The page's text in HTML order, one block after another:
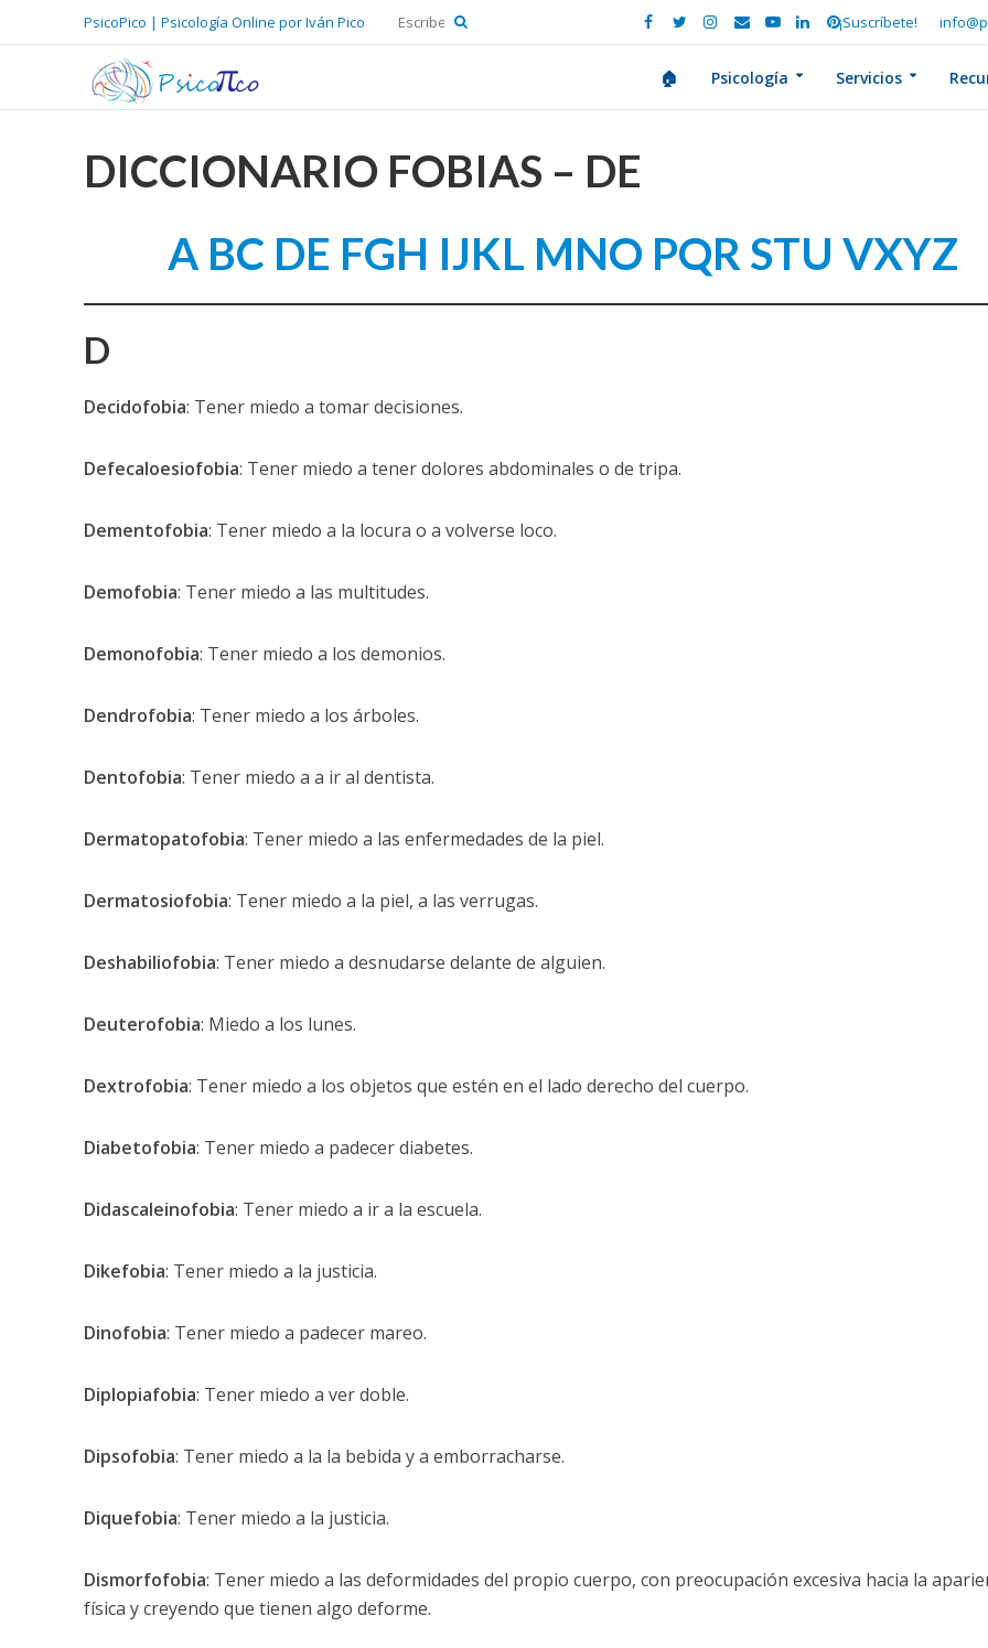
PsicoPico | Psicología Online por Iván Pico ¡Suscríbete!
🏠 Psicología Servicios
DICCIONARIO FOBIAS – DE
A BC DE FGH IJKL MNO PQR STU VXYZ
D
Decidofobia: Tener miedo a tomar decisiones.
Defecaloesiofobia: Tener miedo a tener dolores abdominales o de tripa.
Dementofobia: Tener miedo a la locura o a volverse loco.
Demofobia: Tener miedo a las multitudes.
Demonofobia: Tener miedo a los demonios.
Dendrofobia: Tener miedo a los árboles.
Dentofobia: Tener miedo a a ir al dentista.
Dermatopatofobia: Tener miedo a las enfermedades de la piel.
Dermatosiofobia: Tener miedo a la piel, a las verrugas.
Deshabiliofobia: Tener miedo a desnudarse delante de alguien.
Deuterofobia: Miedo a los lunes.
Dextrofobia: Tener miedo a los objetos que estén en el lado derecho del cuerpo.
Diabetofobia: Tener miedo a padecer diabetes.
Didascaleinofobia: Tener miedo a ir a la escuela.
Dikefobia: Tener miedo a la justicia.
Dinofobia: Tener miedo a padecer mareo.
Diplopiafobia: Tener miedo a ver doble.
Dipsofobia: Tener miedo a la la bebida y a emborracharse.
Diquefobia: Tener miedo a la justicia.
Dismorfofobia: Tener miedo a las deformidades del propio cuerpo, con preocupación excesiva hacia la
física y creyendo que tienen algo deforme.